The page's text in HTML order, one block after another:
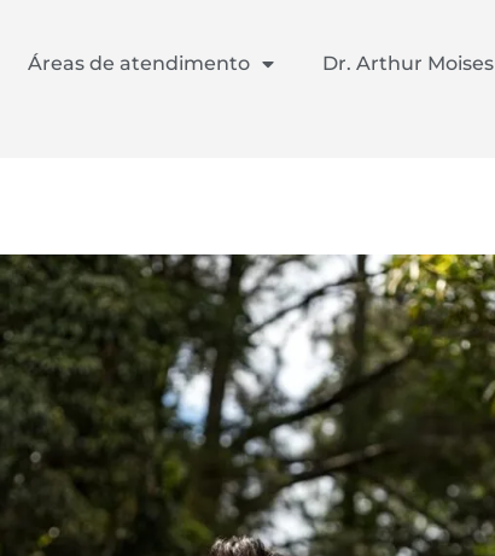
Áreas de atendimento Dr. Arthur Moises